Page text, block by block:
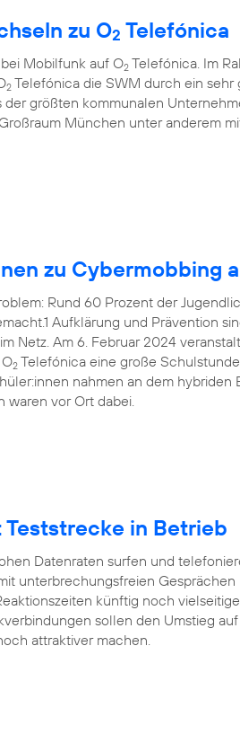
zu O2 Telefónica
Mobilfunk auf O2 Telefónica. Im
2 Telefónica die SWM durch ein sehr
der größten kommunalen
München unter anderem
zu Cybermobbing
Rund 60 Prozent der
Aufklärung und Prävention
Netz. Am 6. Februar 2024
2 Telefónica eine große
nahmen an dem hybriden
waren vor Ort dabei.
in Betrieb
Datenraten surfen und
unterbrechungsfreien
künftig noch
sollen den Umstieg auf
attraktiver machen.